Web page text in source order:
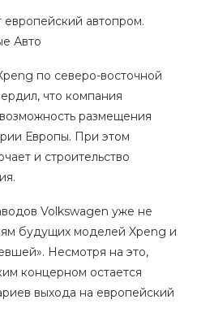
автопром.
Авто
по северо-восточной
что компания
размещения
Европы. При этом
и строительство
Volkswagen уже не
будущих моделей Xpeng и
Несмотря на это,
концерном остается
выхода на европейский